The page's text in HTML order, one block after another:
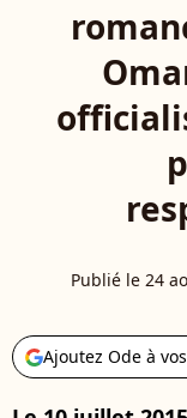
Publié le 24
Ajoutez Ode à